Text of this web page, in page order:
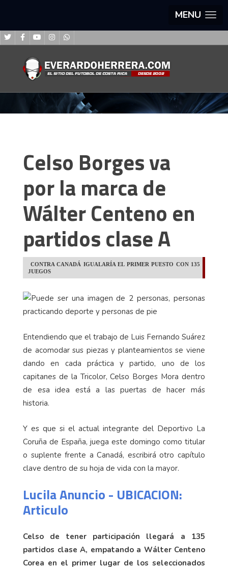
MENU
Celso Borges va
por la marca de
Wálter Centeno en
partidos clase A
CONTRA CANADÁ IGUALARÍA EL PRIMER PUESTO CON 135
JUEGOS
Entendiendo que el trabajo de Luis Fernando Suárez
de acomodar sus piezas y planteamientos se viene
dando en cada práctica y partido, uno de los
capitanes de la Tricolor, Celso Borges Mora dentro
de esa idea está a las puertas de hacer más
historia.
Y es que si el actual integrante del Deportivo La
Coruña de España, juega este domingo como titular
o suplente frente a Canadá, escribirá otro capítulo
clave dentro de su hoja de vida con la mayor.
Lucila Anuncio - UBICACION:
Articulo
Celso de tener participación llegará a 135
partidos clase A, empatando a Wálter Centeno
Corea en el primer lugar de los seleccionados